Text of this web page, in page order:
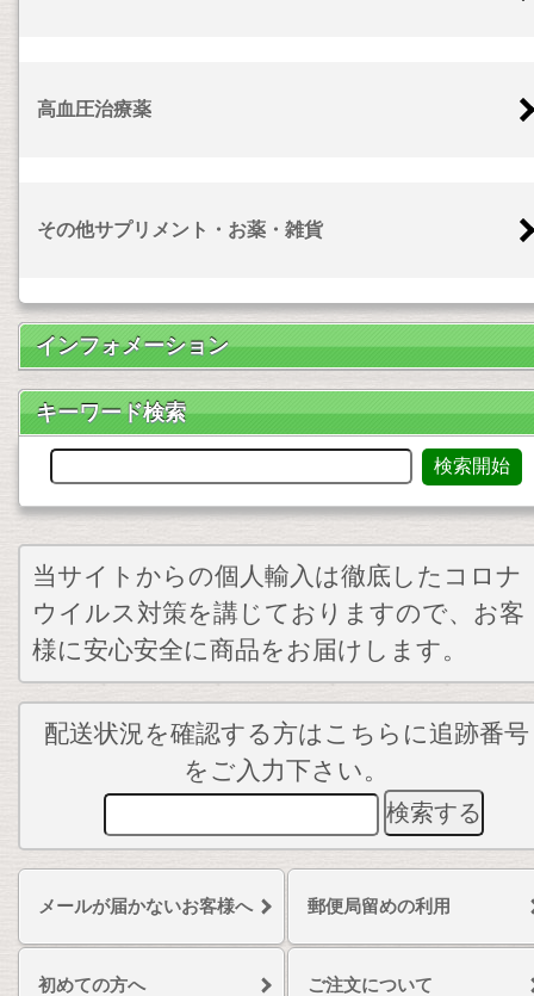
高血圧治療薬
その他サプリメント・お薬・雑貨
インフォメーション
キーワード検索
当サイトからの個人輸入は徹底したコロナ
ウイルス対策を講じておりますので、お客
様に安心安全に商品をお届けします。
配送状況を確認する方はこちらに追跡番号
をご入力下さい。
メールが届かないお客様へ 郵便局留めの利用
初めての方へ ご注文について